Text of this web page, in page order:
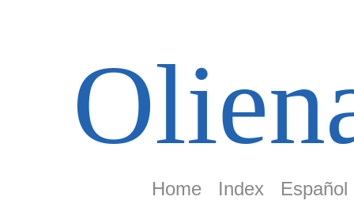
Home Index Español